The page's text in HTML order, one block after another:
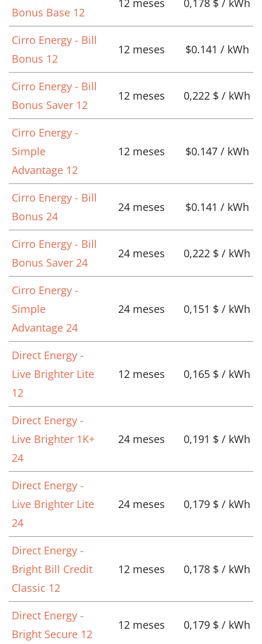
Bonus Base 12
12 meses 0,178 $ / kWh
Cirro Energy - Bill
Bonus 12
12 meses $0.141 / kWh
Cirro Energy - Bill
Bonus Saver 12
12 meses 0,222 $ / kWh
Cirro Energy -
Simple
Advantage 12
12 meses $0.147 / kWh
Cirro Energy - Bill
Bonus 24
24 meses $0.141 / kWh
Cirro Energy - Bill
Bonus Saver 24
24 meses 0,222 $ / kWh
Cirro Energy -
Simple
Advantage 24
24 meses 0,151 $ / kWh
Direct Energy -
Live Brighter Lite
12
12 meses 0,165 $ / kWh
Direct Energy -
Live Brighter 1K+
24
24 meses 0,191 $ / kWh
Direct Energy -
Live Brighter Lite
24
24 meses 0,179 $ / kWh
Direct Energy -
Bright Bill Credit
Classic 12
12 meses 0,178 $ / kWh
Direct Energy -
Bright Secure 12
12 meses 0,179 $ / kWh